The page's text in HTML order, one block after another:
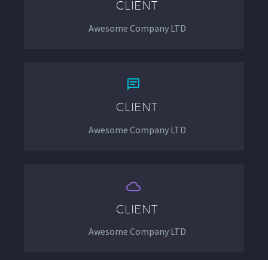
CLIENT
Awesome Company LTD


CLIENT
Awesome Company LTD


CLIENT
Awesome Company LTD